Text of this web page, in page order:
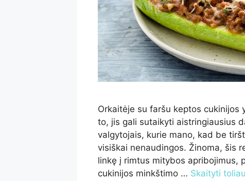
Orkaitėje su faršu keptos cukinijos
to, jis gali sutaikyti aistringiausius
valgytojais, kurie mano, kad be
visiškai nenaudingos. Žinoma, šis
linkę į rimtus mitybos apribojimus,
cukinijos minkštimo … Skaityti toliau